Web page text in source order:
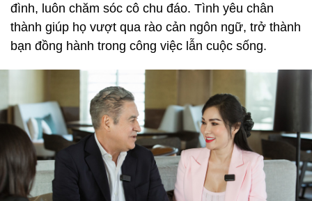
đình, luôn chăm sóc cô chu đáo. Tình yêu chân
thành giúp họ vượt qua rào cản ngôn ngữ, trở thành
bạn đồng hành trong công việc lẫn cuộc sống.